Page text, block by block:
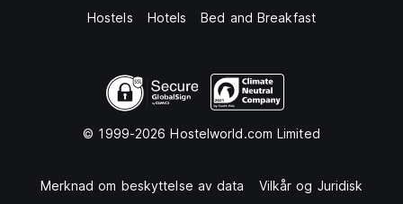
Hostels Hotels Bed and Breakfast
© 1999-2026 Hostelworld.com Limited
Merknad om beskyttelse av data Vilkår og Juridisk